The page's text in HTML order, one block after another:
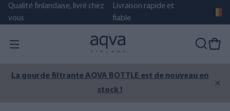
Qualité finlandaise, livré chez
vous
Livraison rapide et
fiable
La gourde filtrante AQVA BOTTLE est de nouveau en
stock !